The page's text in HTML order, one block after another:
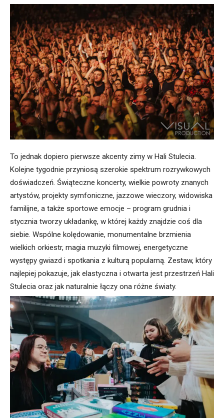
To jednak dopiero pierwsze akcenty zimy w Hali Stulecia.
Kolejne tygodnie przyniosą szerokie spektrum rozrywkowych
doświadczeń. Świąteczne koncerty, wielkie powroty znanych
artystów, projekty symfoniczne, jazzowe wieczory, widowiska
familijne, a także sportowe emocje – program grudnia i
stycznia tworzy układankę, w której każdy znajdzie coś dla
siebie. Wspólne kolędowanie, monumentalne brzmienia
wielkich orkiestr, magia muzyki filmowej, energetyczne
występy gwiazd i spotkania z kulturą popularną. Zestaw, który
najlepiej pokazuje, jak elastyczna i otwarta jest przestrzeń Hali
Stulecia oraz jak naturalnie łączy ona różne światy.